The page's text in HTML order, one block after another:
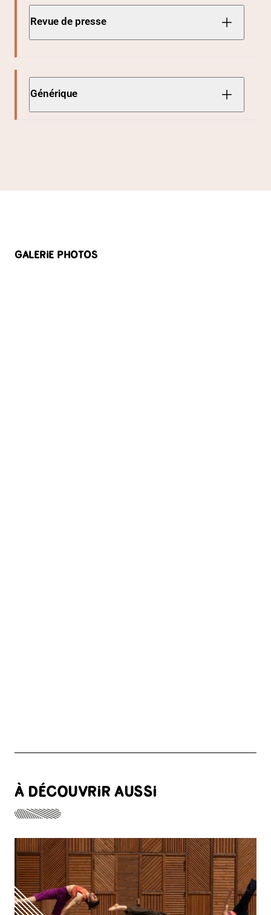
Revue de presse
Générique
GALERIE PHOTOS
À DÉCOUVRIR AUSSI